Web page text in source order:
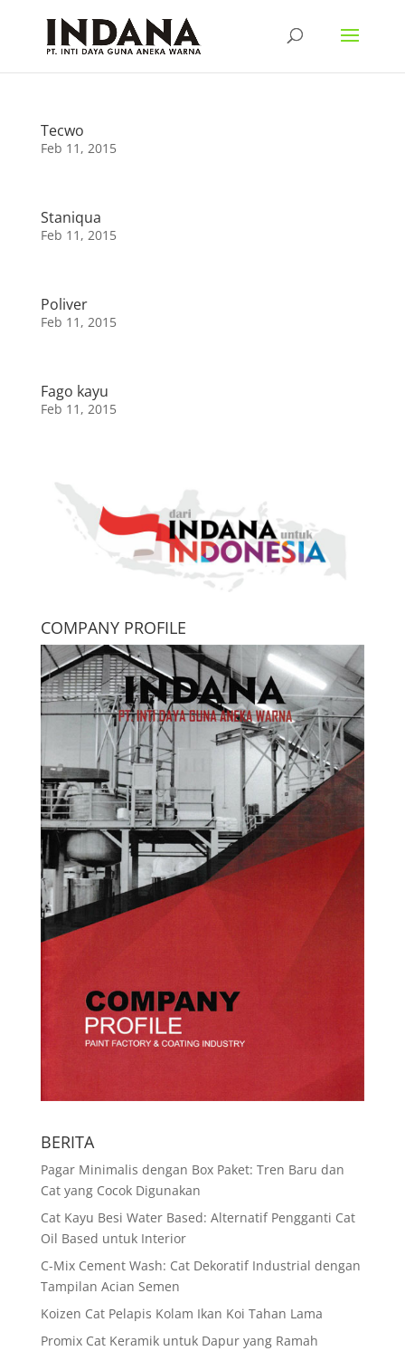
Tecwo
Feb 11, 2015
Staniqua
Feb 11, 2015
Poliver
Feb 11, 2015
Fago kayu
Feb 11, 2015
COMPANY PROFILE
BERITA
Pagar Minimalis dengan Box Paket: Tren Baru dan
Cat yang Cocok Digunakan
Cat Kayu Besi Water Based: Alternatif Pengganti Cat
Oil Based untuk Interior
C-Mix Cement Wash: Cat Dekoratif Industrial dengan
Tampilan Acian Semen
Koizen Cat Pelapis Kolam Ikan Koi Tahan Lama
Promix Cat Keramik untuk Dapur yang Ramah